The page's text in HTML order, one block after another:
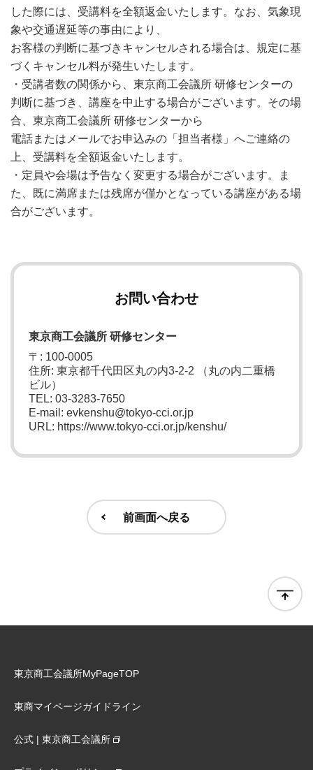
した際には、受講料を全額返金いたします。なお、気象現
象や交通遅延等の事由により、
お客様の判断に基づきキャンセルされる場合は、規定に基
づくキャンセル料が発生いたします。
・受講者数の関係から、東京商工会議所 研修センターの
判断に基づき、講座を中止する場合がございます。その場
合、東京商工会議所 研修センターから
電話またはメールでお申込みの「担当者様」へご連絡の
上、受講料を全額返金いたします。
・定員や会場は予告なく変更する場合がございます。ま
た、既に満席または残席が僅かとなっている講座がある場
合がございます。
お問い合わせ
東京商工会議所 研修センター
〒: 100-0005
住所: 東京都千代田区丸の内3-2-2 （丸の内二重橋
ビル）
TEL: 03-3283-7650
E-mail: evkenshu@tokyo-cci.or.jp
URL: https://www.tokyo-cci.or.jp/kenshu/
前画面へ戻る
東京商工会議所MyPageTOP
東商マイページガイドライン
公式 | 東京商工会議所